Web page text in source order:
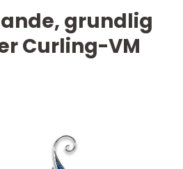
grundlig
Curling-VM